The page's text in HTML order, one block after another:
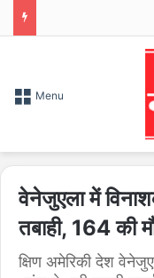
Menu
वेनेजुएला में
तबाही, 164 की
क्षिण अमेरिकी देश